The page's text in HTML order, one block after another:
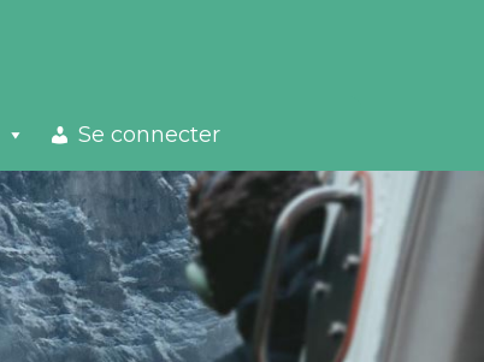
Se connecter